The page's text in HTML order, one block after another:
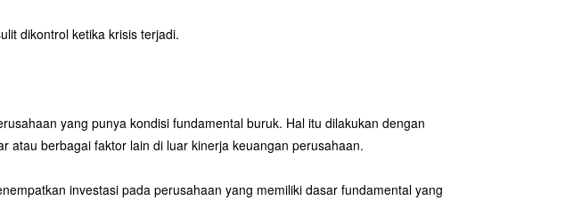
dikontrol ketika krisis terjadi.
yang punya kondisi fundamental buruk. Hal itu dilakukan dengan
atau berbagai faktor lain di luar kinerja keuangan perusahaan.
investasi pada perusahaan yang memiliki dasar fundamental yang